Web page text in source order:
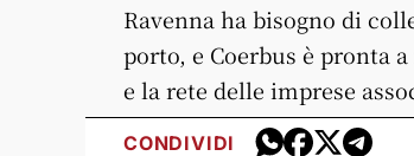
Ravenna ha bisogno di
porto, e Coerbus è pronta
e la rete delle imprese
CONDIVIDI